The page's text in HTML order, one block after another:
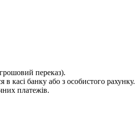
переказ).
касі банку або з особистого рахунку.
платежів.